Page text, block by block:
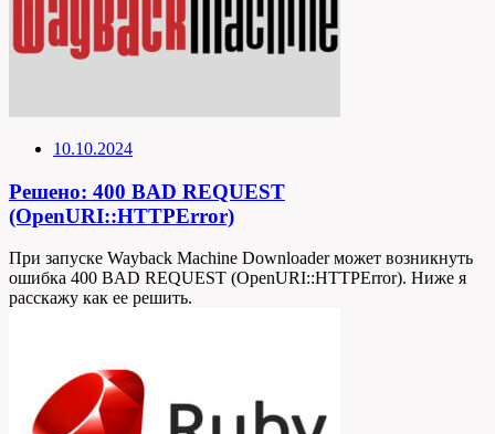
10.10.2024
Решено: 400 BAD REQUEST
(OpenURI::HTTPError)
При запуске Wayback Machine Downloader может возникнуть
ошибка 400 BAD REQUEST (OpenURI::HTTPError). Ниже я
расскажу как ее решить.